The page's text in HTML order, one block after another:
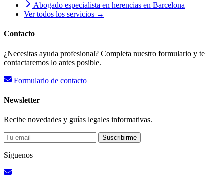
Abogado especialista en herencias en Barcelona
Ver todos los servicios →
Contacto
¿Necesitas ayuda profesional? Completa nuestro formulario y te
contactaremos lo antes posible.
Formulario de contacto
Newsletter
Recibe novedades y guías legales informativas.
Suscribirme
Síguenos